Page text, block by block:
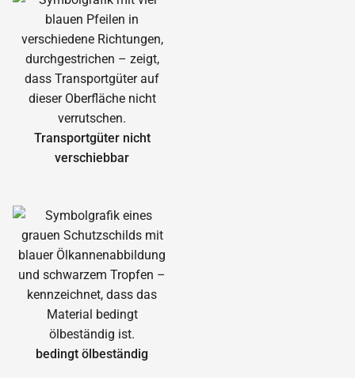
Transportgüter nicht
verschiebbar
bedingt ölbeständig